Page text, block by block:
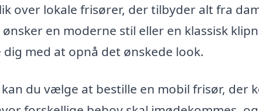
over lokale frisører, der tilbyder alt fra
en moderne stil eller en klassisk
med at opnå det ønskede look.
du vælge at bestille en mobil frisør, der